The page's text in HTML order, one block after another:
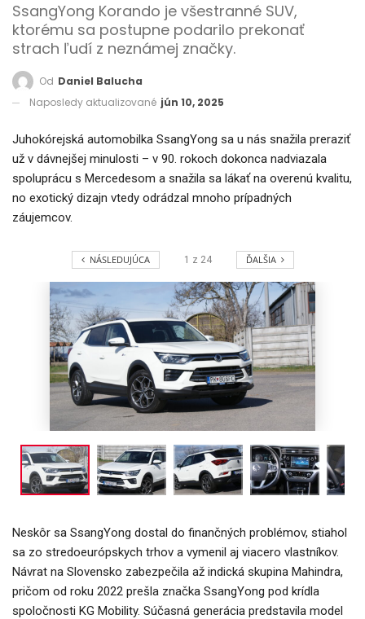
SsangYong Korando je všestranné SUV,
ktorému sa postupne podarilo prekonať
strach ľudí z neznámej značky.
Od Daniel Balucha
Naposledy aktualizované jún 10, 2025
Juhokórejská automobilka SsangYong sa u nás snažila preraziť
už v dávnejšej minulosti – v 90. rokoch dokonca nadviazala
spoluprácu s Mercedesom a snažila sa lákať na overenú kvalitu,
no exotický dizajn vtedy odrádzal mnoho prípadných
záujemcov.
NÁSLEDUJÚCA 1 z 24 ĎALŠIA
Neskôr sa SsangYong dostal do finančných problémov, stiahol
sa zo stredoeurópskych trhov a vymenil aj viacero vlastníkov.
Návrat na Slovensko zabezpečila až indická skupina Mahindra,
pričom od roku 2022 prešla značka SsangYong pod krídla
spoločnosti KG Mobility. Súčasná generácia predstavila model